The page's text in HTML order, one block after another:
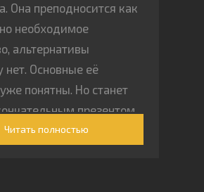
Она преподносится как
необходимое
альтернативы
нет. Основные её
понятны. Но станет
презентом
шестилетнем сроке
Читать полностью